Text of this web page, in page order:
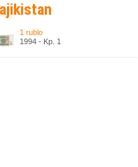
1 rublo
1994 - Kp. 1